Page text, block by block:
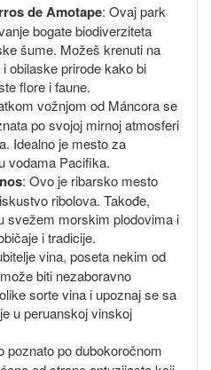
de Amotape: Ovaj park
bogate biodiverziteta
šume. Možeš krenuti na
obilaske prirode kako bi
flore i faune.
vožnjom od Máncora se
po svojoj mirnoj atmosferi
Idealno je mesto za
vodama Pacifika.
: Ovo je ribarsko mesto
ribolova. Takođe,
svežem morskim plodovima i
i tradicije.
vina, poseta nekim od
biti nezaboravno
sorte vina i upoznaj se sa
u peruanskoj vinskoj
poznato po dubokoročnom